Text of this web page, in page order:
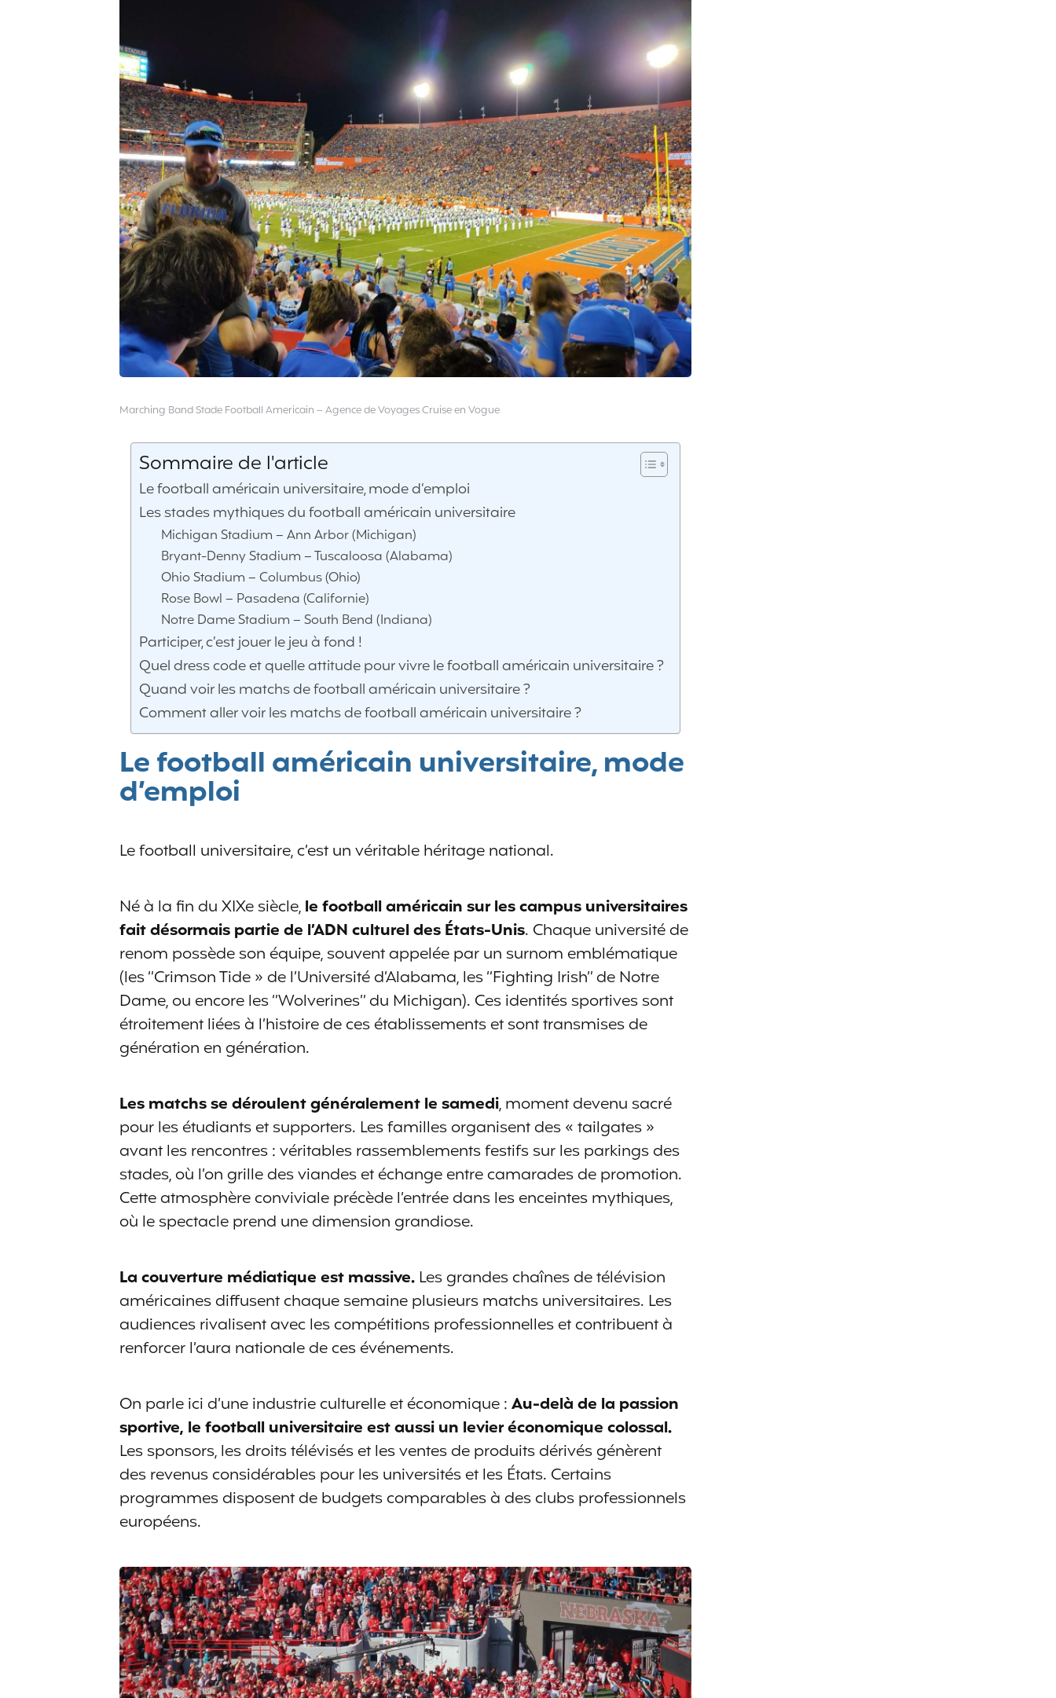
Marching Band Stade Football Americain – Agence de Voyages Cruise en Vogue
Sommaire de l'article
Le football américain universitaire, mode d’emploi
Les stades mythiques du football américain universitaire
Michigan Stadium – Ann Arbor (Michigan)
Bryant-Denny Stadium – Tuscaloosa (Alabama)
Ohio Stadium – Columbus (Ohio)
Rose Bowl – Pasadena (Californie)
Notre Dame Stadium – South Bend (Indiana)
Participer, c’est jouer le jeu à fond !
Quel dress code et quelle attitude pour vivre le football américain universitaire ?
Quand voir les matchs de football américain universitaire ?
Comment aller voir les matchs de football américain universitaire ?
Le football américain universitaire, mode
d’emploi
Le football universitaire, c’est un véritable héritage national.
Né à la fin du XIXe siècle,le football américain sur les campus universitaires
fait désormais partie de l’ADN culturel des États-Unis. Chaque université de
renom possède son équipe, souvent appelée par un surnom emblématique
(les “Crimson Tide » de l’Université d’Alabama, les “Fighting Irish” de Notre
Dame, ou encore les “Wolverines” du Michigan). Ces identités sportives sont
étroitement liées à l’histoire de ces établissements et sont transmises de
génération en génération.
Les matchs se déroulent généralement le samedi, moment devenu sacré
pour les étudiants et supporters. Les familles organisent des « tailgates »
avant les rencontres : véritables rassemblements festifs sur les parkings des
stades, où l’on grille des viandes et échange entre camarades de promotion.
Cette atmosphère conviviale précède l’entrée dans les enceintes mythiques,
où le spectacle prend une dimension grandiose.
La couverture médiatique est massive.Les grandes chaînes de télévision
américaines diffusent chaque semaine plusieurs matchs universitaires. Les
audiences rivalisent avec les compétitions professionnelles et contribuent à
renforcer l’aura nationale de ces événements.
On parle ici d’une industrie culturelle et économique :Au-delà de la passion
sportive, le football universitaire est aussi un levier économique colossal.
Les sponsors, les droits télévisés et les ventes de produits dérivés génèrent
des revenus considérables pour les universités et les États. Certains
programmes disposent de budgets comparables à des clubs professionnels
européens.